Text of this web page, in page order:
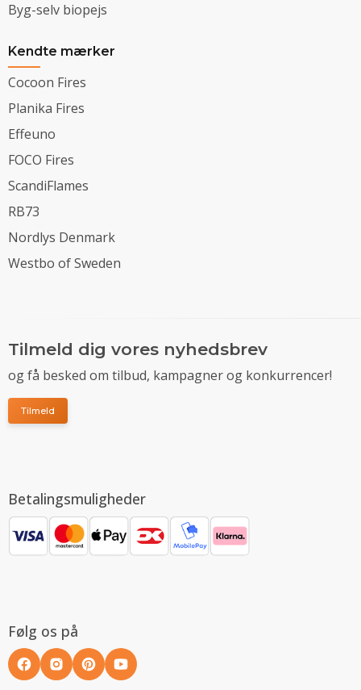
Byg-selv biopejs
Kendte mærker
Cocoon Fires
Planika Fires
Effeuno
FOCO Fires
ScandiFlames
RB73
Nordlys Denmark
Westbo of Sweden
Tilmeld dig vores nyhedsbrev
og få besked om tilbud, kampagner og konkurrencer!
Tilmeld
Betalingsmuligheder
Følg os på